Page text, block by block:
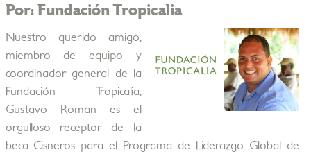
Por: Fundación Tropicalia
Nuestro querido amigo,
miembro de equipo y
coordinador general de la
Fundación Tropicalia,
Gustavo Roman es el
orgulloso receptor de la
beca Cisneros para el Programa de Liderazgo Global de